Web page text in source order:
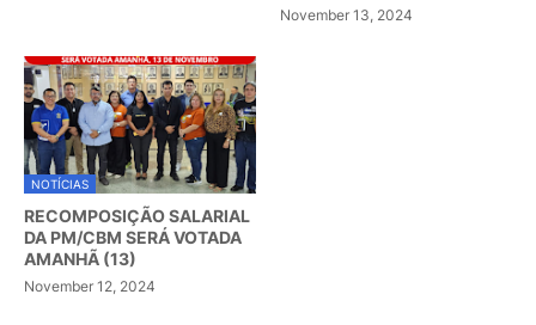
November 13, 2024
NOTÍCIAS
RECOMPOSIÇÃO SALARIAL
DA PM/CBM SERÁ VOTADA
AMANHÃ (13)
November 12, 2024